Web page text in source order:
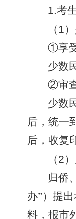
1.考
（1
①享
少数
②审
少数
后，统一
后，收复
（2
归侨
办”）提
料，报市